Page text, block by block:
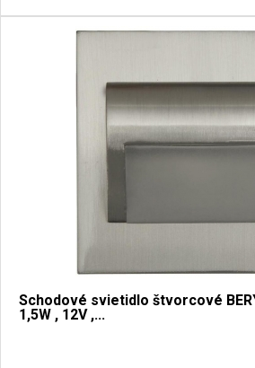
Schodové svietidlo štvorcové
1,5W , 12V ,...